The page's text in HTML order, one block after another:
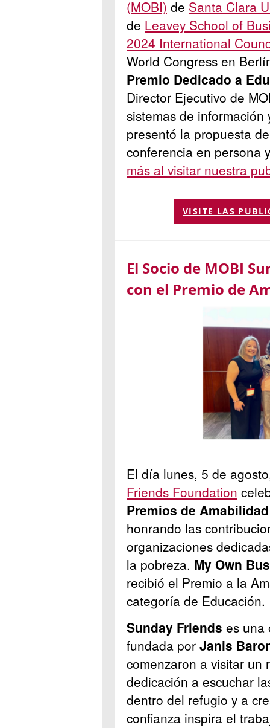
(MOBI) de Santa Clara
de Leavey School of
2024 International
World Congress en
Premio Dedicado a
Director Ejecutivo de
sistemas de
presentó la propuesta
conferencia en persona
más al visitar nuestra
VISITE LAS
El Socio de MOBI
con el Premio de
El día lunes, 5 de
Friends Foundation
Premios de
honrando las
organizaciones
la pobreza. My Own
recibió el Premio a la
categoría de Educación.
Sunday Friends es una
fundada por Janis
comenzaron a visitar un
dedicación a escuchar
dentro del refugio y a
confianza inspira el